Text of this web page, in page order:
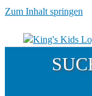
Zum Inhalt springen